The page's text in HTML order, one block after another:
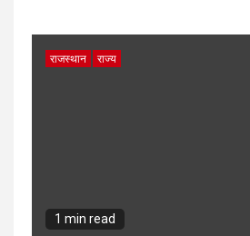
राजस्थान राज्य
1 min read